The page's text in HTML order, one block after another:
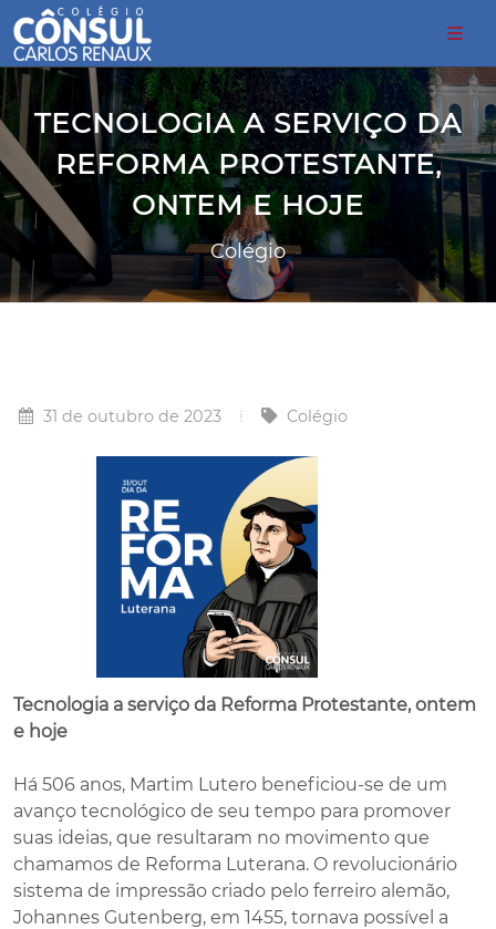
TECNOLOGIA A SERVIÇO DA
REFORMA PROTESTANTE,
ONTEM E HOJE
Colégio
31 de outubro de 2023 Colégio
Tecnologia a serviço da Reforma Protestante, ontem
e hoje
Há 506 anos, Martim Lutero beneficiou-se de um
avanço tecnológico de seu tempo para promover
suas ideias, que resultaram no movimento que
chamamos de Reforma Luterana. O revolucionário
sistema de impressão criado pelo ferreiro alemão,
Johannes Gutenberg, em 1455, tornava possível a